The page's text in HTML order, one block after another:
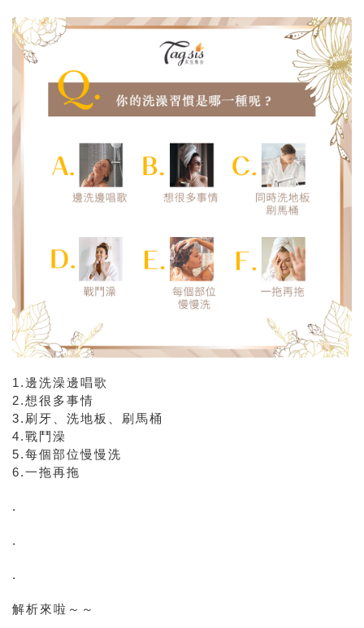
1.邊洗澡邊唱歌
2.想很多事情
3.刷牙、洗地板、刷馬桶
4.戰鬥澡
5.每個部位慢慢洗
6.一拖再拖
.
.
.
解析來啦～～